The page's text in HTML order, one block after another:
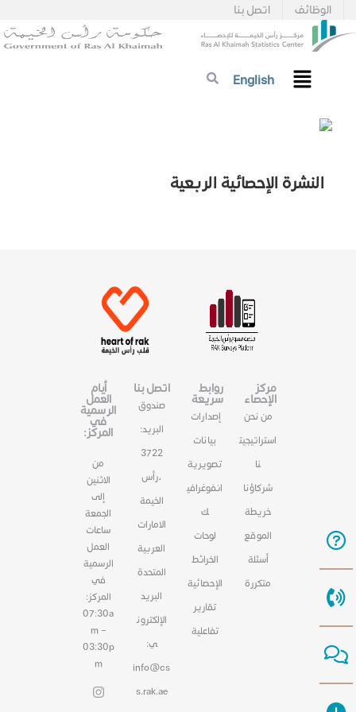
اتصل بنا الوظائف
English
النشرة الإحصائية الربعية
مركز
الإحصاء
من نحن
استراتيجيت
نا
شركاؤنا
خريطة
الموقع
أسئلة
متكررة
روابط
سريعة
إصدارات
بيانات
تصويرية
انفوغرافي
ك
لوحات
الخرائط
الإحصائية
تقارير
تفاعلية
اتصل بنا
صندوق
البريد:
3722
،رأس
الخيمة
الامارات
العربية
المتحدة
البريد
الإلكترون
ي:
info@cs
s.rak.ae
أيام
العمل
الرسمية
في
المركز:
من
الاثنين
إلى
الجمعة
ساعات
العمل
الرسمية
في
المركز:
07:30a
m –
03:30p
m